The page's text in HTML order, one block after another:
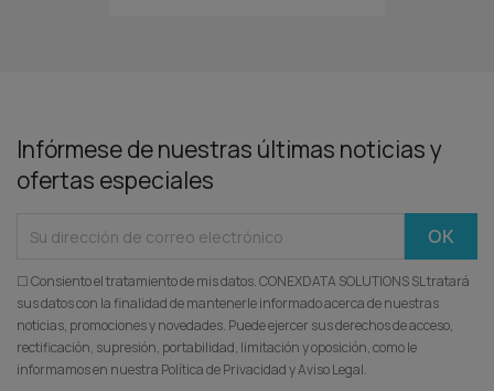
Infórmese de nuestras últimas noticias y
ofertas especiales
☐ Consiento el tratamiento de mis datos. CONEXDATA SOLUTIONS SL tratará
sus datos con la finalidad de mantenerle informado acerca de nuestras
noticias, promociones y novedades. Puede ejercer sus derechos de acceso,
rectificación, supresión, portabilidad, limitación y oposición, como le
informamos en nuestra Política de Privacidad y Aviso Legal.